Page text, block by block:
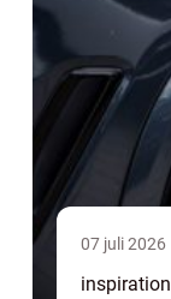
07 juli 2026
inspiration